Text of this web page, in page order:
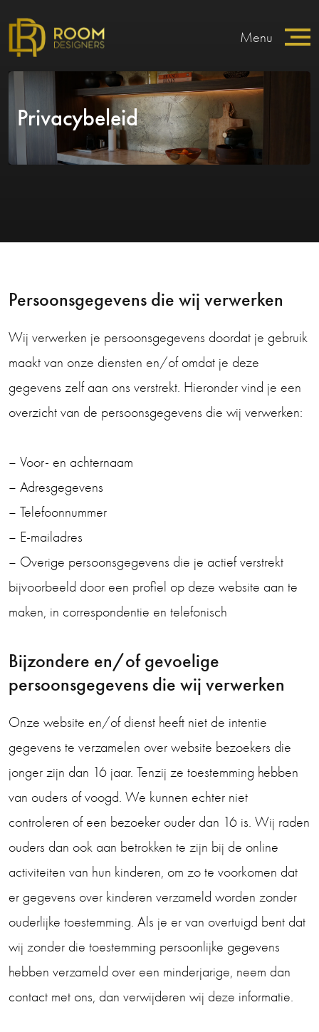
Menu
Privacybeleid
Persoonsgegevens die wij verwerken
Wij verwerken je persoonsgegevens doordat je gebruik
maakt van onze diensten en/of omdat je deze
gegevens zelf aan ons verstrekt. Hieronder vind je een
overzicht van de persoonsgegevens die wij verwerken:
– Voor- en achternaam
– Adresgegevens
– Telefoonnummer
– E-mailadres
– Overige persoonsgegevens die je actief verstrekt
bijvoorbeeld door een profiel op deze website aan te
maken, in correspondentie en telefonisch
Bijzondere en/of gevoelige
persoonsgegevens die wij verwerken
Onze website en/of dienst heeft niet de intentie
gegevens te verzamelen over website bezoekers die
jonger zijn dan 16 jaar. Tenzij ze toestemming hebben
van ouders of voogd. We kunnen echter niet
controleren of een bezoeker ouder dan 16 is. Wij raden
ouders dan ook aan betrokken te zijn bij de online
activiteiten van hun kinderen, om zo te voorkomen dat
er gegevens over kinderen verzameld worden zonder
ouderlijke toestemming. Als je er van overtuigd bent dat
wij zonder die toestemming persoonlijke gegevens
hebben verzameld over een minderjarige, neem dan
contact met ons, dan verwijderen wij deze informatie.